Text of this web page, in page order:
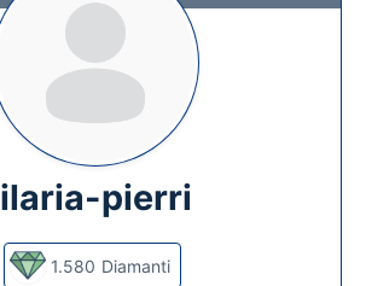
ilaria-pierri
1.580 Diamanti